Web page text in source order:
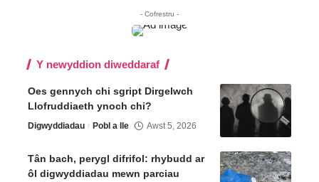
- Cofrestru -
Y newyddion diweddaraf
Oes gennych chi sgript Dirgelwch
Llofruddiaeth ynoch chi?
Digwyddiadau Pobl a lle Awst 5, 2026
Tân bach, perygl difrifol: rhybudd ar
ôl digwyddiadau mewn parciau